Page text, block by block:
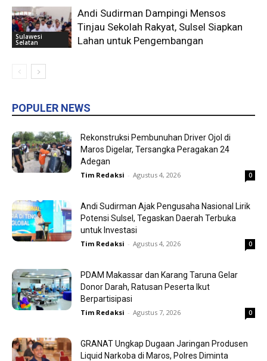
Sulawesi
Selatan
Andi Sudirman Dampingi Mensos
Tinjau Sekolah Rakyat, Sulsel Siapkan
Lahan untuk Pengembangan
POPULER NEWS
Rekonstruksi Pembunuhan Driver Ojol di
Maros Digelar, Tersangka Peragakan 24
Adegan
Tim Redaksi - Agustus 4, 2026 0
Andi Sudirman Ajak Pengusaha Nasional Lirik
Potensi Sulsel, Tegaskan Daerah Terbuka
untuk Investasi
Tim Redaksi - Agustus 4, 2026 0
PDAM Makassar dan Karang Taruna Gelar
Donor Darah, Ratusan Peserta Ikut
Berpartisipasi
Tim Redaksi - Agustus 7, 2026 0
GRANAT Ungkap Dugaan Jaringan Produsen
Liquid Narkoba di Maros, Polres Diminta